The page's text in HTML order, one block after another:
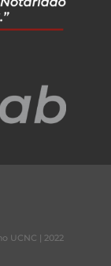
UCNC | 2022